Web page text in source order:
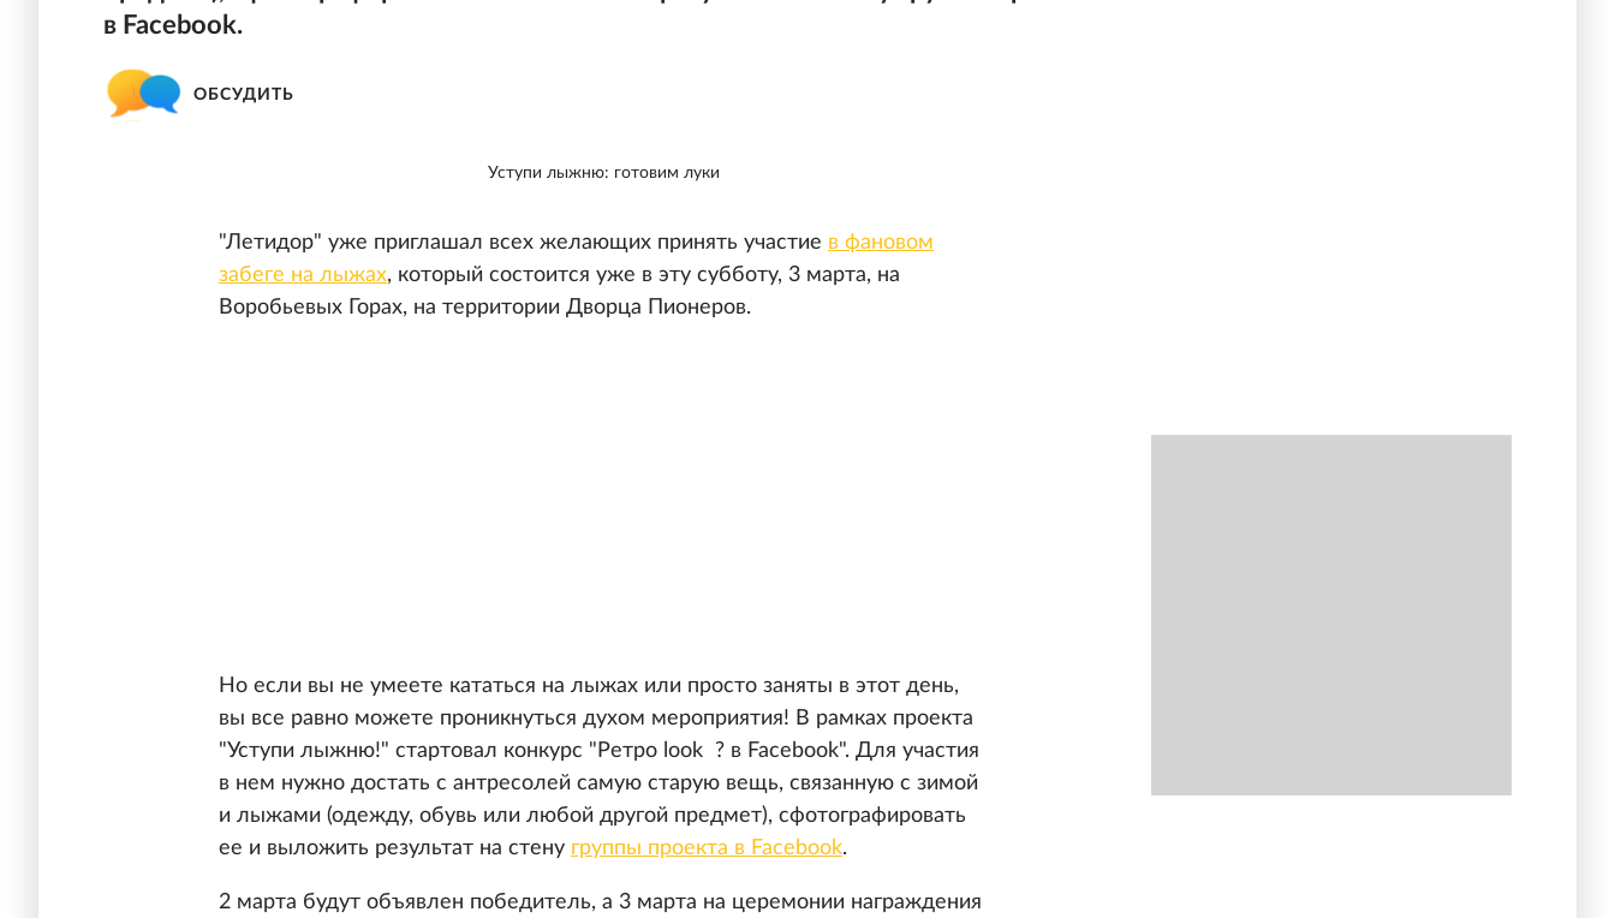
в Facebook.
ОБСУДИТЬ
Уступи лыжню: готовим луки
"Летидор" уже приглашал всех желающих принять участие в фановом
забеге на лыжах, который состоится уже в эту субботу, 3 марта, на
Воробьевых Горах, на территории Дворца Пионеров.
Но если вы не умеете кататься на лыжах или просто заняты в этот день,
вы все равно можете проникнуться духом мероприятия! В рамках проекта
"Уступи лыжню!" стартовал конкурс "Ретро look ? в Facebook". Для участия
в нем нужно достать с антресолей самую старую вещь, связанную с зимой
и лыжами (одежду, обувь или любой другой предмет), сфотографировать
ее и выложить результат на стену группы проекта в Facebook.
2 марта будут объявлен победитель, а 3 марта на церемонии награждения